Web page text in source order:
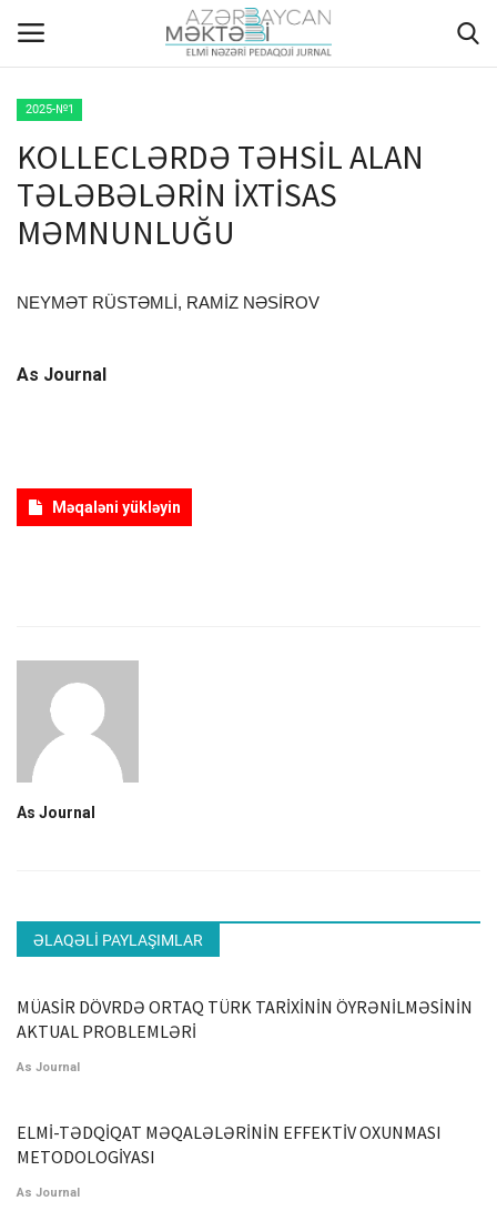
ANA SƏHİFƏ
HAQQIMIZDA
ARXİV
QALEREYA
2025-№1
KOLLECLƏRDƏ TƏHSİL ALAN
TƏLƏBƏLƏRİN İXTİSAS
MƏMNUNLUĞU
NEYMƏT RÜSTƏMLİ, RAMİZ NƏSİROV
As Journal
Məqaləni yükləyin
As Journal
ƏLAQƏLI PAYLAŞIMLAR
MÜASİR DÖVRDƏ ORTAQ TÜRK TARİXİNİN ÖYRƏNİLMƏSİNİN
AKTUAL PROBLEMLƏRİ
As Journal
ELMİ-TƏDQİQAT MƏQALƏLƏRİNİN EFFEKTİV OXUNMASI
METODOLOGİYASI
As Journal